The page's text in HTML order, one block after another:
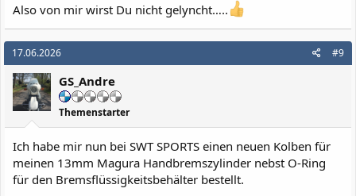
Gruß Martin
Also von mir wirst Du nicht gelyncht…..
17.06.2026 #9
GS_Andre
Themenstarter
Ich habe mir nun bei SWT SPORTS einen neuen Kolben für
meinen 13mm Magura Handbremszylinder nebst O-Ring
für den Bremsflüssigkeitsbehälter bestellt.